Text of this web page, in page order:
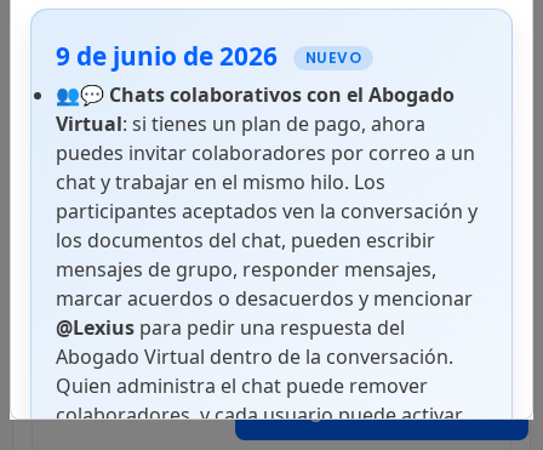
Abogado Virtual
9 de junio de 2026 NUEVO
👥💬 Chats colaborativos con el Abogado
Virtual: si tienes un plan de pago, ahora
puedes invitar colaboradores por correo a un
chat y trabajar en el mismo hilo. Los
participantes aceptados ven la conversación y
los documentos del chat, pueden escribir
mensajes de grupo, responder mensajes,
marcar acuerdos o desacuerdos y mencionar
@Lexius para pedir una respuesta del
Abogado Virtual dentro de la conversación.
Quien administra el chat puede remover
colaboradores, y cada usuario puede activar
notificaciones push en superficies
Códigos
Leyes
Decretos Ejecutivos
Decretos Legislativos